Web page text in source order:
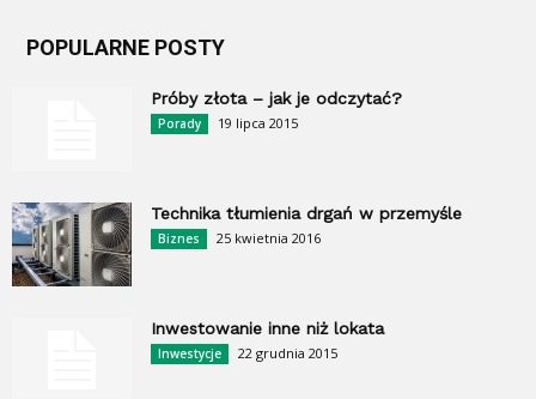
POPULARNE POSTY
Próby złota – jak je odczytać?
Porady 19 lipca 2015
Technika tłumienia drgań w przemyśle
Biznes 25 kwietnia 2016
Inwestowanie inne niż lokata
Inwestycje 22 grudnia 2015